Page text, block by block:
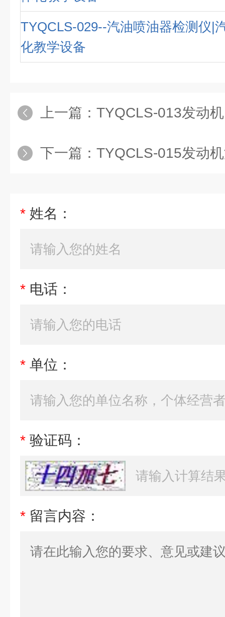
TYQCLS-029--汽油喷油器检测仪|
化教学设备
上一篇： TYQCLS-013发动机电控系统
下一篇： TYQCLS-015发动机润滑系统
* 姓名：
* 电话：
* 单位：
* 验证码：
* 留言内容：